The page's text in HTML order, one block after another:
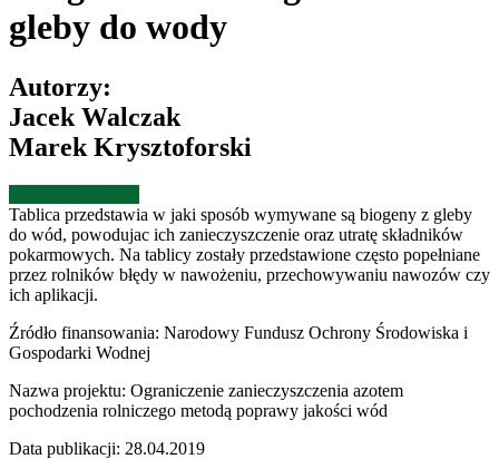
gleby do wody
Autorzy:
Jacek Walczak
Marek Krysztoforski
Tablica przedstawia w jaki sposób wymywane są biogeny z gleby
do wód, powodujac ich zanieczyszczenie oraz utratę składników
pokarmowych. Na tablicy zostały przedstawione często popełniane
przez rolników błędy w nawożeniu, przechowywaniu nawozów czy
ich aplikacji.
Źródło finansowania: Narodowy Fundusz Ochrony Środowiska i
Gospodarki Wodnej
Nazwa projektu: Ograniczenie zanieczyszczenia azotem
pochodzenia rolniczego metodą poprawy jakości wód
Data publikacji: 28.04.2019